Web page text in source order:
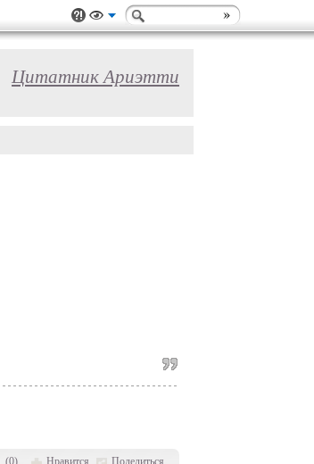
Цитатник Ариэтти
(0) Нравится Поделиться